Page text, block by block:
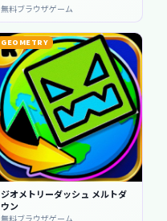
無料ブラウザゲーム
GEOMETRY
ジオメトリーダッシュ メルトダ
ウン
無料ブラウザゲーム